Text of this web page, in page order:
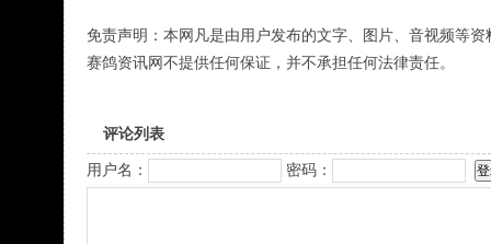
免责声明：本网凡是由用户发布的文字、图片、音视频等
赛鸽资讯网不提供任何保证，并不承担任何法律责任。
评论列表
用户名： 密码：